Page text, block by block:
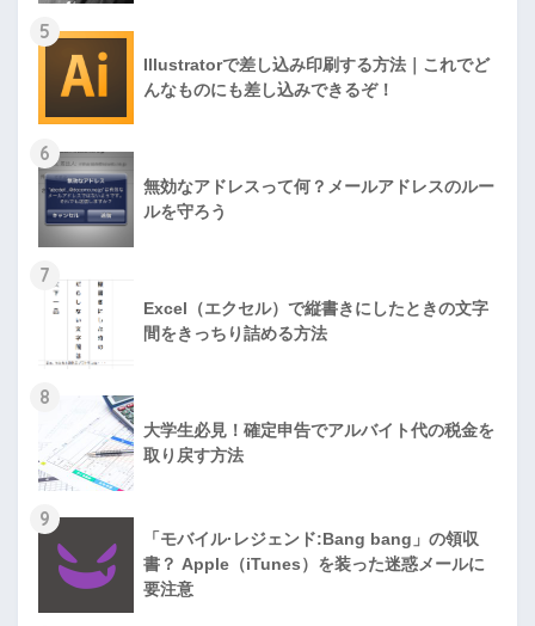
5
Illustratorで差し込み印刷する方法｜これでど
んなものにも差し込みできるぞ！
6
無効なアドレスって何？メールアドレスのルー
ルを守ろう
7
Excel（エクセル）で縦書きにしたときの文字
間をきっちり詰める方法
8
大学生必見！確定申告でアルバイト代の税金を
取り戻す方法
9
「モバイル·レジェンド:Bang bang」の領収
書？ Apple（iTunes）を装った迷惑メールに
要注意